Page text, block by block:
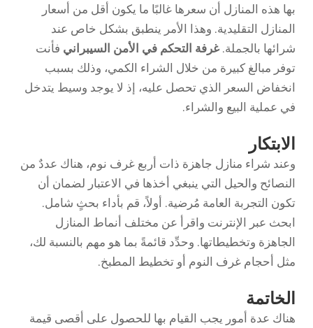
بها هذه المنازل أن سعرها غالبًا ما يكون أقل من أسعار
المنازل التقليدية. وهذا الأمر ينطبق بشكل خاص عند
شرائها بالجملة. غرفة التحكم في الأمن السيبراني فأنت
توفر مبالغ كبيرة من خلال الشراء الكمي، وذلك بسبب
انخفاض السعر الذي تحصل عليه، إذ لا يوجد وسيط يتدخل
في عملية البيع والشراء.
الابتكار
وعند شراء منازل جاهزة ذات أربع غرف نوم، هناك عددٌ من
النصائح والحيل التي ينبغي أخذها في الاعتبار لضمان أن
تكون التجربة العامة مُرضية. أولاً، قم بأداء بحثٍ شامل.
ابحث عبر الإنترنت واقرأ عن مختلف أنماط المنازل
الجاهزة وتخطيطاتها. وحدِّد قائمةً بما هو مهم بالنسبة لك،
مثل أحجام غرف النوم أو تخطيط المطبخ.
الخاتمة
هناك عدة أمور يجب القيام بها للحصول على أقصى قيمة